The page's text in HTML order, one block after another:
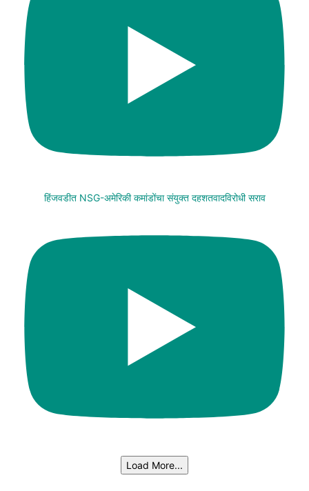
हिंजवडीत NSG-अमेरिकी कमांडोंचा संयुक्त दहशतवादविरोधी सराव
Load More...